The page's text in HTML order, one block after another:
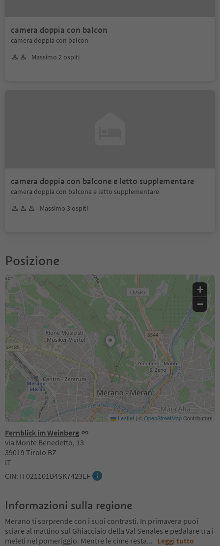
camera doppia con balcon
camera doppia con balcon
Massimo 2 ospiti
camera doppia con balcone e letto supplementare
camera doppia con balcone e letto supplementare
Massimo 3 ospiti
Posizione
Fernblick im Weinberg
via Monte Benedetto, 13
39019 Tirolo BZ
IT
CIN: IT021101B4SK7423EF
+
−
Leaflet | ©OpenStreetMapContributors
Informazioni sulla regione
Merano ti sorprende con i suoi contrasti. In primavera puoi
sciare al mattino sul Ghiacciaio della Val Senales e pedalare tra i
meleti nel pomeriggio. Mentre le cime resta... Leggi tutto